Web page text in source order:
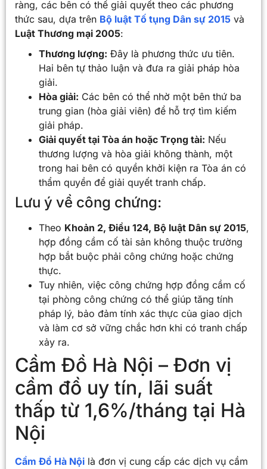
ràng, các bên có thể giải quyết theo các phương
thức sau, dựa trên Bộ luật Tố tụng Dân sự 2015 và
Luật Thương mại 2005:
Thương lượng: Đây là phương thức ưu tiên.
Hai bên tự thảo luận và đưa ra giải pháp hòa
giải.
Hòa giải: Các bên có thể nhờ một bên thứ ba
trung gian (hòa giải viên) để hỗ trợ tìm kiếm
giải pháp.
Giải quyết tại Tòa án hoặc Trọng tài: Nếu
thương lượng và hòa giải không thành, một
trong hai bên có quyền khởi kiện ra Tòa án có
thẩm quyền để giải quyết tranh chấp.
Lưu ý về công chứng:
Theo Khoản 2, Điều 124, Bộ luật Dân sự 2015,
hợp đồng cầm cố tài sản không thuộc trường
hợp bắt buộc phải công chứng hoặc chứng
thực.
Tuy nhiên, việc công chứng hợp đồng cầm cố
tại phòng công chứng có thể giúp tăng tính
pháp lý, bảo đảm tính xác thực của giao dịch
và làm cơ sở vững chắc hơn khi có tranh chấp
xảy ra.
Cầm Đồ Hà Nội – Đơn vị
cầm đồ uy tín, lãi suất
thấp từ 1,6%/tháng tại Hà
Nội
Cầm Đồ Hà Nội là đơn vị cung cấp các dịch vụ cầm